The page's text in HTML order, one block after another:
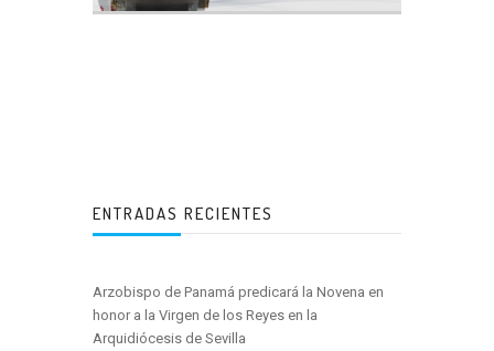
ENTRADAS RECIENTES
Arzobispo de Panamá predicará la Novena en
honor a la Virgen de los Reyes en la
Arquidiócesis de Sevilla